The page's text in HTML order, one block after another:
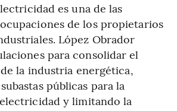
es una de las
de los propietarios
López Obrador
para consolidar el
la industria energética,
públicas para la
y limitando la